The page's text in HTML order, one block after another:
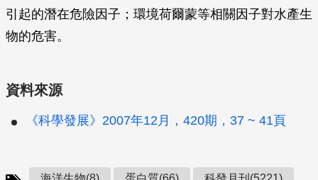
引起的潛在危險因子；環境荷爾蒙等相關因子對水產生
物的危害。
資料來源
《科學發展》2007年12月，420期，37 ~ 41頁